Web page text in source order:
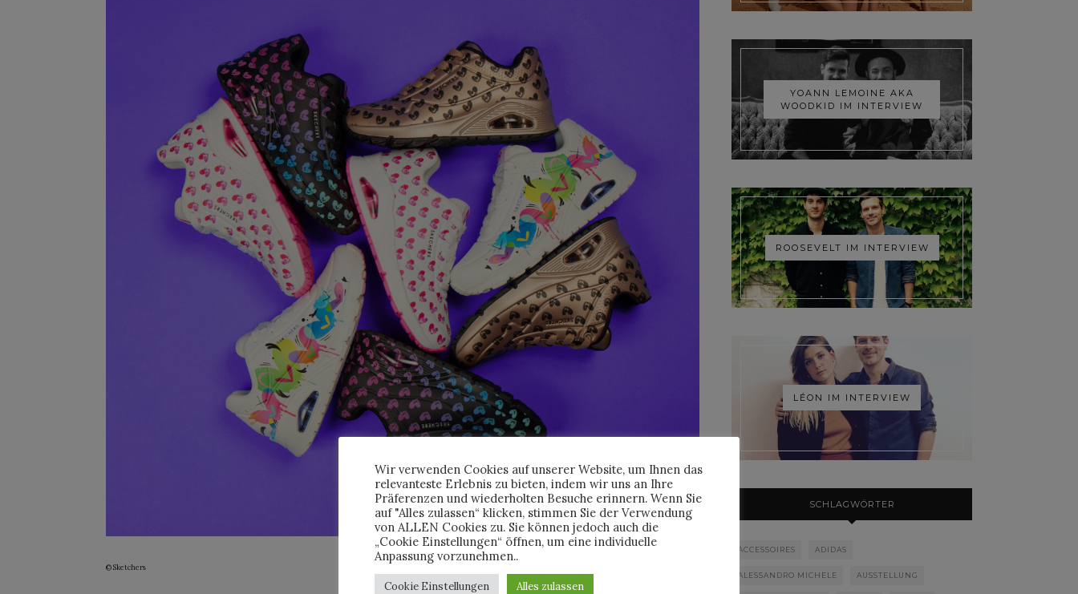
© Sketchers
YOANN LEMOINE AKA
WOODKID IM INTERVIEW
ROOSEVELT IM INTERVIEW
LÉON IM INTERVIEW
SCHLAGWÖRTER
ACCESSOIRES ADIDAS
ALESSANDRO MICHELE AUSSTELLUNG
Wir verwenden Cookies auf unserer Website, um Ihnen das
relevanteste Erlebnis zu bieten, indem wir uns an Ihre
Präferenzen und wiederholten Besuche erinnern. Wenn Sie
auf "Alles zulassen“ klicken, stimmen Sie der Verwendung
von ALLEN Cookies zu. Sie können jedoch auch die
„Cookie Einstellungen“ öffnen, um eine individuelle
Anpassung vorzunehmen..
Cookie Einstellungen Alles zulassen